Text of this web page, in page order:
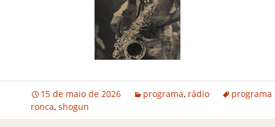
15 de maio de 2026 programa, rádio
programa
ronca, shogun